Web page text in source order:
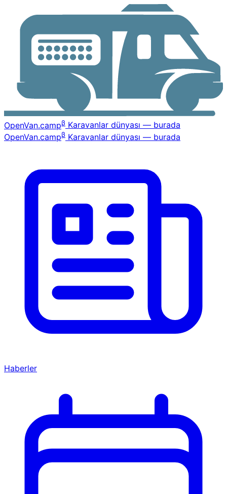
OpenVan.campβ Karavanlar dünyası — burada
OpenVan.campβ Karavanlar dünyası — burada
Haberler